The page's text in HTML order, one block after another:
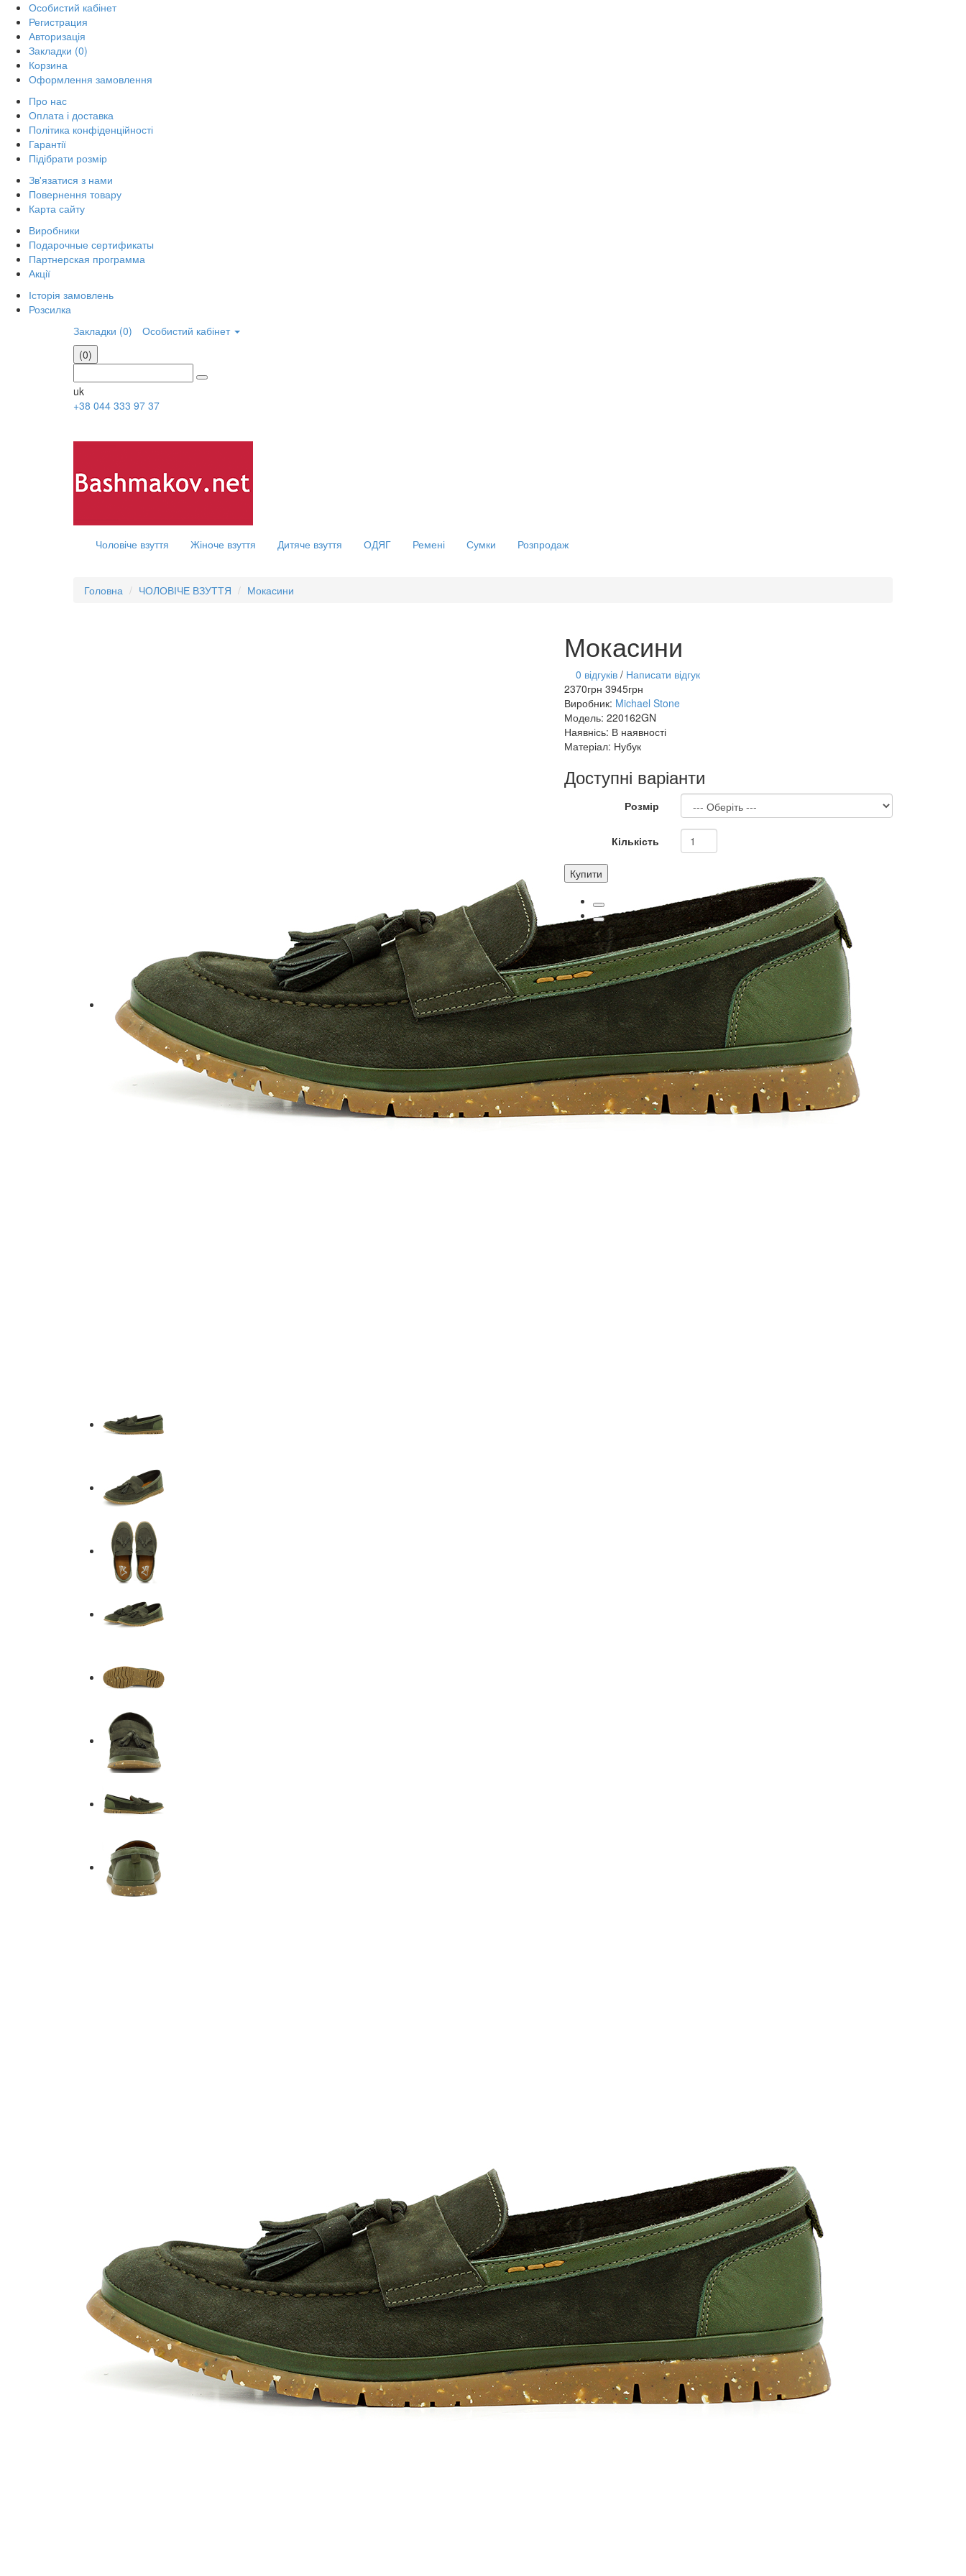
Особистий кабінет
Регистрация
Авторизація
Закладки (0)
Корзина
Оформлення замовлення
Про нас
Оплата і доставка
Політика конфіденційності
Гарантії
Підібрати розмір
Зв'язатися з нами
Повернення товару
Карта сайту
Виробники
Подарочные сертификаты
Партнерская программа
Акції
Історія замовлень
Розсилка
Закладки (0)
Особистий кабінет
(0)
uk
+38 044 333 97 37
Чоловіче взуття Жіноче взуття Дитяче взуття ОДЯГ Ремені Сумки Розпродаж
Головна ЧОЛОВІЧЕ ВЗУТТЯ Мокасини
Мокасини
0 відгуків/ Написати відгук
2370грн 3945грн
Виробник: Michael Stone
Модель: 220162GN
Наявнісь: В наявності
Матеріал: Нубук
Доступні варіанти
Розмір
Кількість
Купити